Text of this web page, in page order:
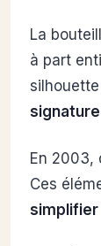
La
à part
silhouette
En 2003,
Ces
simplifier